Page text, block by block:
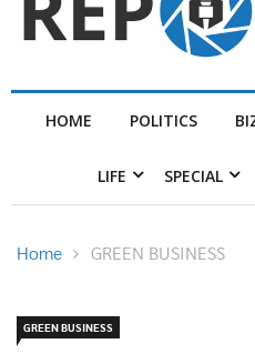
HOME POLITICS
LIFE SPECIAL
Home GREEN BUSINESS
GREEN BUSINESS